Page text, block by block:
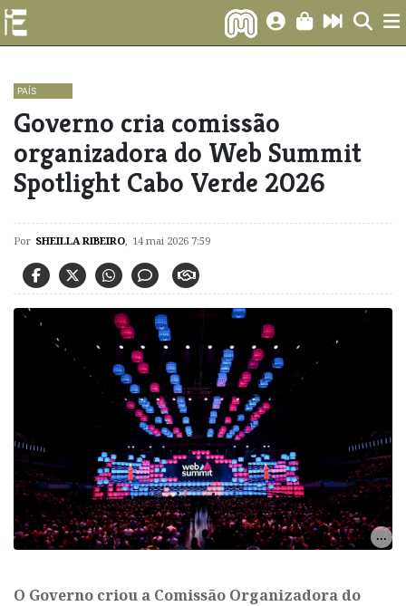
PAÍS
Governo cria comissão
organizadora do Web Summit
Spotlight Cabo Verde 2026
Por SHEILLA RIBEIRO, 14 mai 2026 7:59
O Governo criou a Comissão Organizadora do